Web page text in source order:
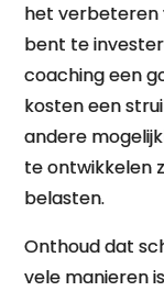
het verbeteren
bent te
coaching een
kosten een
andere
te ontwikkelen
belasten.
Onthoud dat
vele manieren